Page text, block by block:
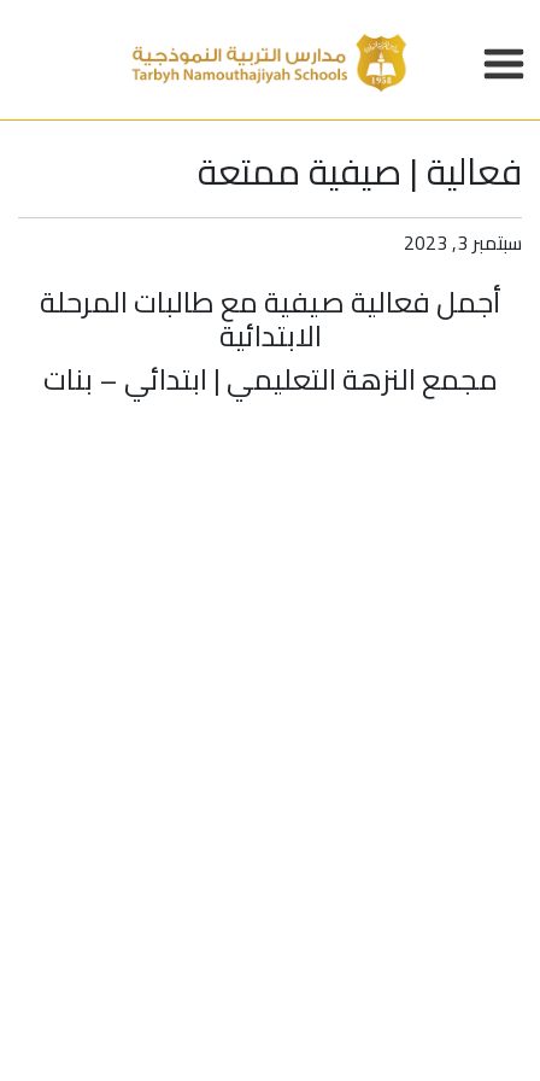
فعالية | صيفية ممتعة
سبتمبر 3, 2023
أجمل فعالية صيفية مع طالبات المرحلة
الابتدائية
مجمع النزهة التعليمي | ابتدائي – بنات